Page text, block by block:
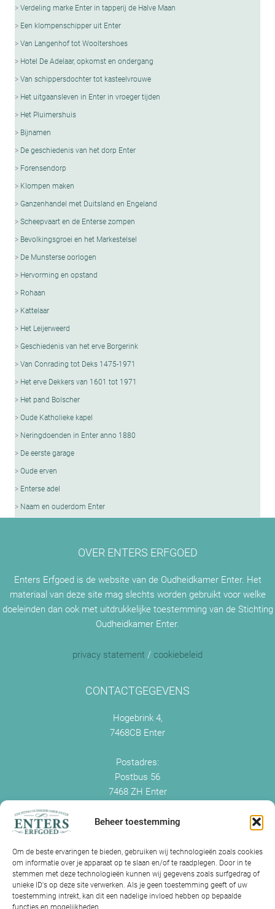
Beheer toestemming
Om de beste ervaringen te bieden, gebruiken wij technologieën zoals cookies
om informatie over je apparaat op te slaan en/of te raadplegen. Door in te
stemmen met deze technologieën kunnen wij gegevens zoals surfgedrag of
unieke ID's op deze site verwerken. Als je geen toestemming geeft of uw
toestemming intrekt, kan dit een nadelige invloed hebben op bepaalde
functies en mogelijkheden.
Verdeling marke Enter in tapperij de Halve Maan
Een klompenschipper uit Enter
Van Langenhof tot Wooltershoes
Hotel De Adelaar, opkomst en ondergang
Van schippersdochter tot kasteelvrouwe
Het uitgaansleven in Enter in vroeger tijden
Het Pluimershuis
Bijnamen
De geschiedenis van het dorp Enter
Forensendorp
Klompen maken
Ganzenhandel met Duitsland en Engeland
Scheepvaart en de Enterse zompen
Bevolkingsgroei en het Markestelsel
De Munsterse oorlogen
Hervorming en opstand
Rohaan
Kattelaar
Het Leijerweerd
Geschiedenis van het erve Borgerink
Van Conrading tot Deks 1475-1971
Het erve Dekkers van 1601 tot 1971
Het pand Bolscher
Oude Katholieke kapel
Neringdoenden in Enter anno 1880
De eerste garage
Oude erven
Enterse adel
Naam en ouderdom Enter
OVER ENTERS ERFGOED
Enters Erfgoed is de website van de Oudheidkamer Enter. Het
materiaal van deze site mag slechts worden gebruikt voor welke
doeleinden dan ook met uitdrukkelijke toestemming van de Stichting
Oudheidkamer Enter.
privacy statement / cookiebeleid
CONTACTGEGEVENS
Hogebrink 4,
7468CB Enter
Postadres:
Postbus 56
7468 ZH Enter
info@enterserfgoed.nl
IK HEB OUDE FOTO'S
Is Historisch Enter daarin geïnteresseerd?